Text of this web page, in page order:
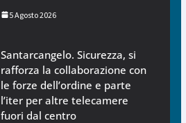
5 Agosto 2026
Santarcangelo. Sicurezza, si
rafforza la collaborazione con
le forze dell’ordine e parte
l’iter per altre telecamere
fuori dal centro